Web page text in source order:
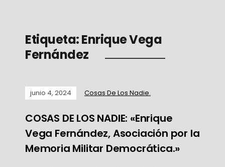
Etiqueta:Enrique Vega
Fernández
junio 4, 2024 Cosas De Los Nadie.
COSAS DE LOS NADIE: «Enrique
Vega Fernández, Asociación por la
Memoria Militar Democrática.»